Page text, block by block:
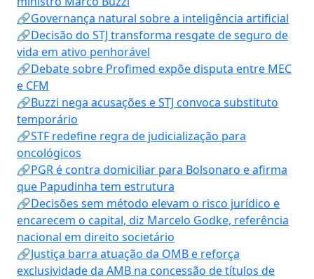
🔗Governança natural sobre a inteligência artificial
🔗Decisão do STJ transforma resgate de seguro de
vida em ativo penhorável
🔗Debate sobre Profimed expõe disputa entre MEC
e CFM
🔗Buzzi nega acusações e STJ convoca substituto
temporário
🔗STF redefine regra de judicialização para
oncológicos
🔗PGR é contra domiciliar para Bolsonaro e afirma
que Papudinha tem estrutura
🔗Decisões sem método elevam o risco jurídico e
encarecem o capital, diz Marcelo Godke, referência
nacional em direito societário
🔗Justiça barra atuação da OMB e reforça
exclusividade da AMB na concessão de títulos de